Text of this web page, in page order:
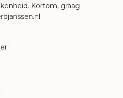
Kortom, graag